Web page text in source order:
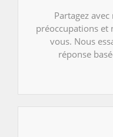
Partagez
préoccupations et
vous. Nous
réponse